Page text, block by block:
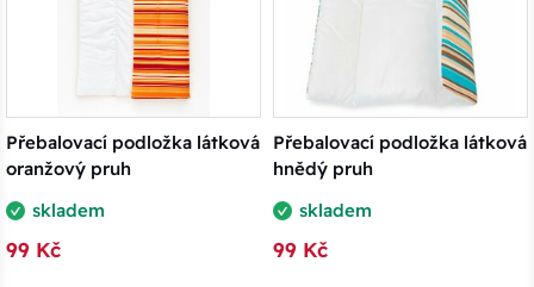
Přebalovací podložka látková
oranžový pruh
skladem
99 Kč
Přebalovací podložka látková
hnědý pruh
skladem
99 Kč